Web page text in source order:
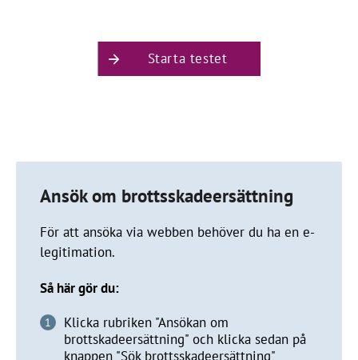
Starta testet
Ansök om brottsskadeersättning
För att ansöka via webben behöver du ha en e-
legitimation.
Så här gör du:
Klicka rubriken "Ansökan om
brottskadeersättning" och klicka sedan på
knappen "Sök brottsskadeersättning"